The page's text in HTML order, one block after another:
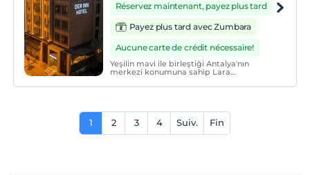
Réservez maintenant, payez plus tard
Payez plus tard avec Zumbara
Aucune carte de crédit nécessaire!
Yeşilin mavi ile birleştiği Antalya'nın
merkezi konumuna sahip Lara
misafirlerine unutulmaz bir konaklama
1 2 3 4 Suiv. Fin